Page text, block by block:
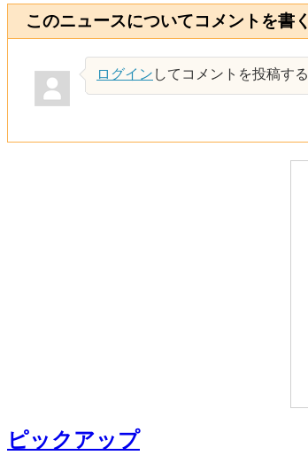
このニュースについてコメントを書く
ログイン してコメントを投稿する
ピックアップ